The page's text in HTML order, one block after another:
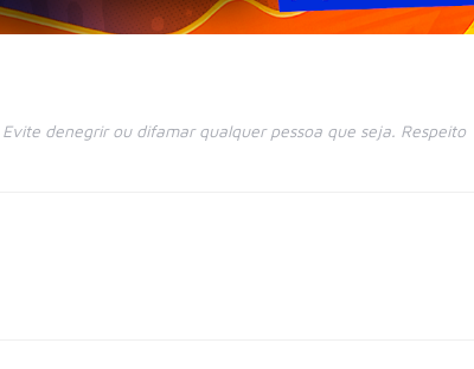
denegrir ou difamar qualquer pessoa que seja. Respeito